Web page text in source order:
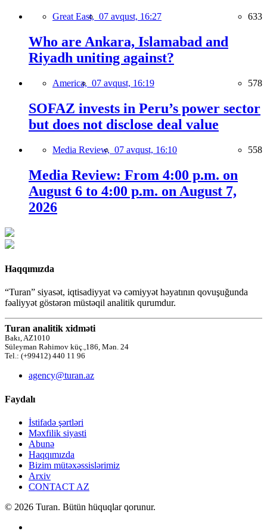
Great East, 07 avqust, 16:27 633
Who are Ankara, Islamabad and
Riyadh uniting against?
America, 07 avqust, 16:19 578
SOFAZ invests in Peru’s power sector
but does not disclose deal value
Media Review, 07 avqust, 16:10 558
Media Review: From 4:00 p.m. on
August 6 to 4:00 p.m. on August 7,
2026
Haqqımızda
“Turan” siyasət, iqtisadiyyat və cəmiyyət həyatının qovuşuğunda
fəaliyyət göstərən müstəqil analitik qurumdur.
Turan analitik xidməti
Bakı, AZ1010
Süleyman Rəhimov küç.,186, Mən. 24
Tel.: (+99412) 440 11 96
agency@turan.az
Faydalı
İstifadə şərtləri
Məxfilik siyasti
Abunə
Haqqımızda
Bizim mütəxəssislərimiz
Arxiv
CONTACT AZ
© 2026 Turan. Bütün hüquqlar qorunur.